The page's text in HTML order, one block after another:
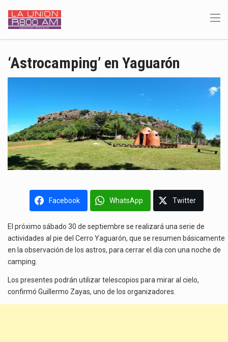
‘Astrocamping’ en Yaguarón
Facebook WhatsApp Twitter
El próximo sábado 30 de septiembre se realizará una serie de
actividades al pie del Cerro Yaguarón, que se resumen básicamente
en la observación de los astros, para cerrar el día con una noche de
camping.
Los presentes podrán utilizar telescopios para mirar al cielo,
confirmó Guillermo Zayas, uno de los organizadores.